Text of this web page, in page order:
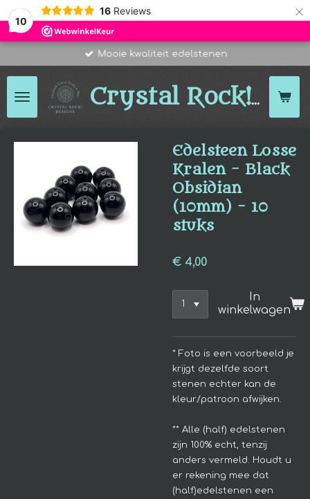
10
16 Reviews ×
Crystal Rock!
Mooie kwaliteit edelstenen
Edelsteen Losse
Kralen - Black
Obsidian
(10mm) - 10
stuks
€ 4,00
In
winkelwagen
* Foto is een voorbeeld je
krijgt dezelfde soort
stenen echter kan de
kleur/patroon afwijken.
** Alle (half) edelstenen
zijn 100% echt, tenzij
anders vermeld. Houdt u
er rekening mee dat
(half)edelstenen een